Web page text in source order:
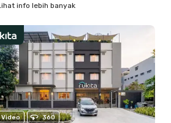
info lebih banyak
Video 360